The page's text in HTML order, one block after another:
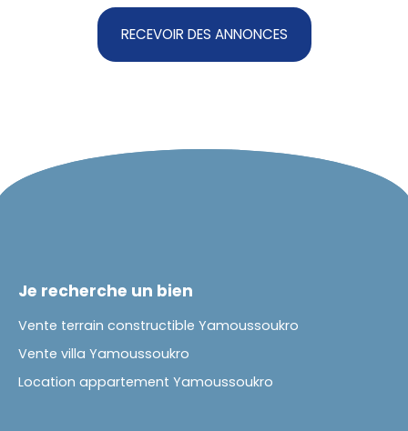
RECEVOIR DES ANNONCES
Je recherche un bien
Vente terrain constructible Yamoussoukro
Vente villa Yamoussoukro
Location appartement Yamoussoukro